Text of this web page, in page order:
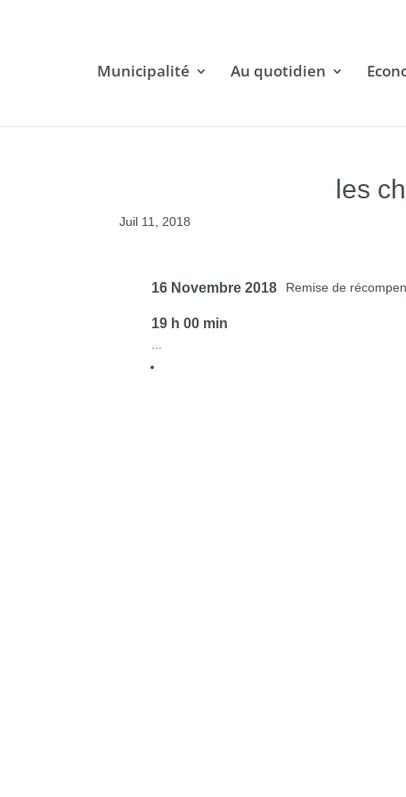
Municipalité Au quotidien
les
Juil 11, 2018
16 Novembre 2018
19 h 00 min
Remise de